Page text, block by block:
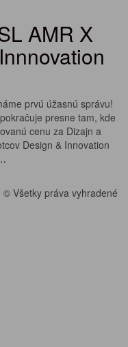
AMR X
prvú úžasnú správu!
presne tam, kde
cenu za Dizajn a
Design & Innovation
© Všetky práva vyhradené